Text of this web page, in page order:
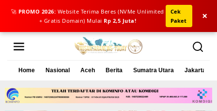
🚀 PROMO 2026: Website Terima Beres (NVMe Unlimited
+ Gratis Domain) Mulai Rp 2,5 Juta!
Cek
Paket
×
L
Home Nasional Aceh Berita Sumatra Utara Jakarta